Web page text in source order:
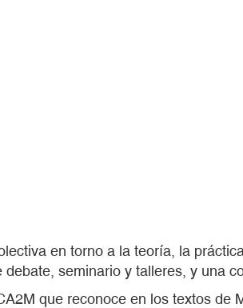
en torno a la teoría, la
seminario y talleres, y una
que reconoce en los textos de